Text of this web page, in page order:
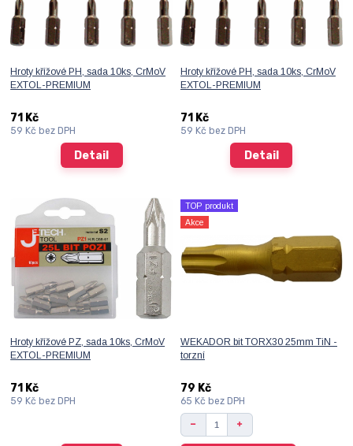
Hroty křížové PH, sada 10ks, CrMoV
EXTOL-PREMIUM
71 Kč
59 Kčbez DPH
Detail
Hroty křížové PH, sada 10ks, CrMoV
EXTOL-PREMIUM
71 Kč
59 Kč bez DPH
Detail
Hroty křížové PZ, sada 10ks, CrMoV
EXTOL-PREMIUM
71 Kč
59 Kčbez DPH
TOP produkt
Akce
WEKADOR bit TORX30 25mm TiN -
torzní
79 Kč
65 Kč bez DPH